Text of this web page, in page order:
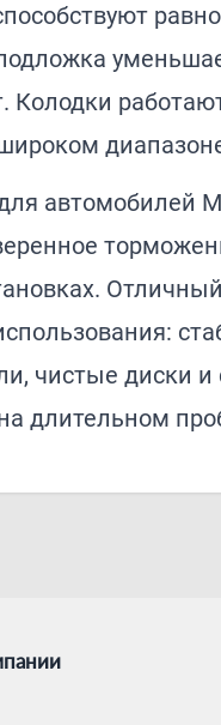
Колодки
автомобилей
чистые диски и
длительном